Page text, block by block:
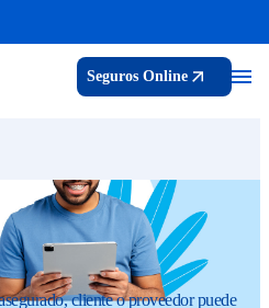
Seguros Online
cliente o proveedor puede